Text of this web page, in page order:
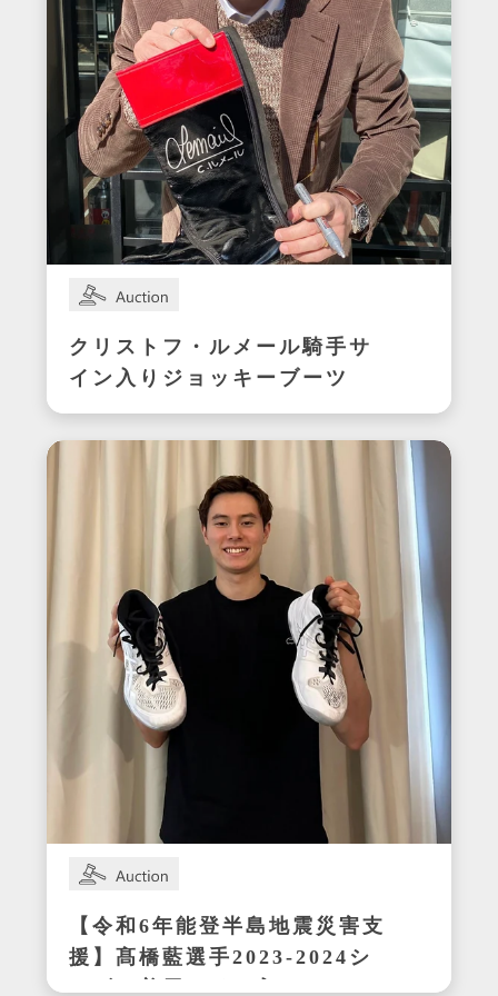
クリストフ・ルメール騎手サ
イン入りジョッキーブーツ
【令和6年能登半島地震災害支
援】髙橋藍選手2023-2024シ